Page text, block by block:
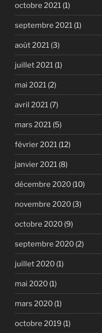
octobre 2021 (1)
septembre 2021 (1)
août 2021 (3)
juillet 2021 (1)
mai 2021 (2)
avril 2021 (7)
mars 2021 (5)
février 2021 (12)
janvier 2021 (8)
décembre 2020 (10)
novembre 2020 (3)
octobre 2020 (9)
septembre 2020 (2)
juillet 2020 (1)
mai 2020 (1)
mars 2020 (1)
octobre 2019 (1)